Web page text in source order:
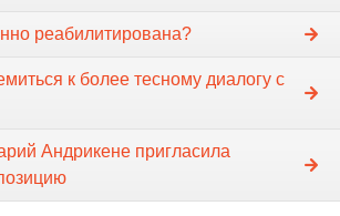
реабилитирована?
к более тесному диалогу с
Андрикене пригласила